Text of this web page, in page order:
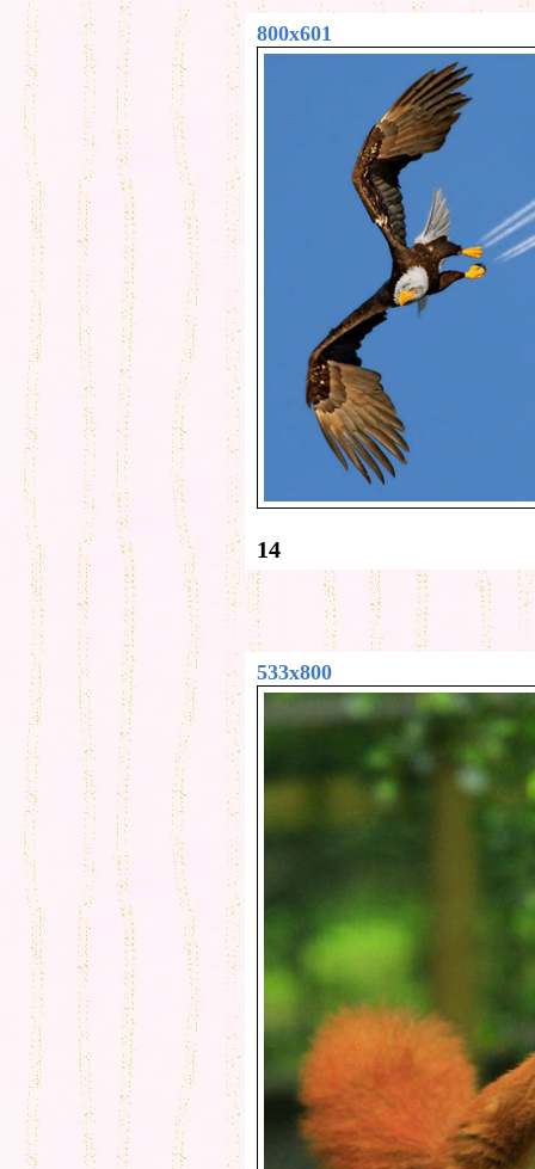
800x601
14
533x800